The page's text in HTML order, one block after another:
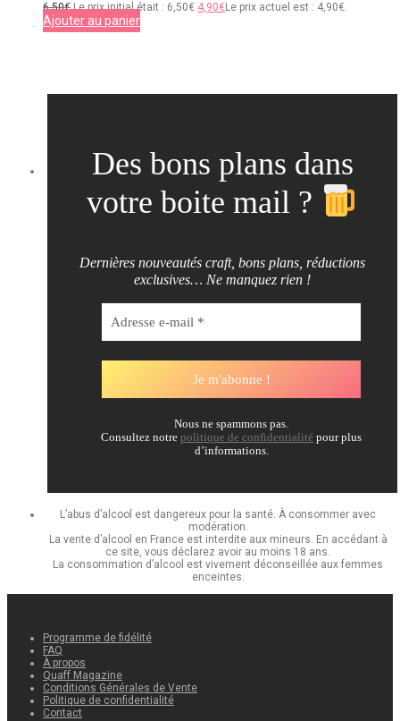
6,50€ Le prix initial était : 6,50€.4,90€Le prix actuel est : 4,90€.
Ajouter au panier
Des bons plans dans
votre boite mail ?
Dernières nouveautés craft, bons plans, réductions
exclusives… Ne manquez rien !
Nous ne spammons pas.
Consultez notre politique de confidentialité pour plus
d’informations.
L’abus d’alcool est dangereux pour la santé. À consommer avec
modération.
La vente d’alcool en France est interdite aux mineurs. En accédant à
ce site, vous déclarez avoir au moins 18 ans.
La consommation d’alcool est vivement déconseillée aux femmes
enceintes.
Programme de fidélité
FAQ
À propos
Quaff Magazine
Conditions Générales de Vente
Politique de confidentialité
Contact